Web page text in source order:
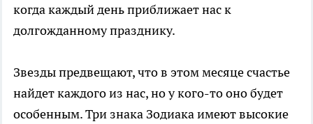
когда каждый день приближает нас к
долгожданному празднику.
Звезды предвещают, что в этом месяце счастье
найдет каждого из нас, но у кого-то оно будет
особенным. Три знака Зодиака имеют высокие